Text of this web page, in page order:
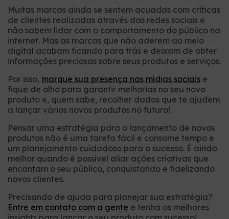
Muitas marcas ainda se sentem acuadas com críticas
de clientes realizadas através das redes sociais e
não sabem lidar com o comportamento do público na
internet. Mas as marcas que não aderem ao meio
digital acabam ficando para trás e deixam de obter
informações preciosas sobre seus produtos e serviços.
Por isso, marque sua presença nas mídias sociais e
fique de olho para garantir melhorias no seu novo
produto e, quem sabe, recolher dados que te ajudem
a lançar vários novos produtos no futuro!
Pensar uma estratégia para o lançamento de novos
produtos não é uma tarefa fácil e consome tempo e
um planejamento cuidadoso para o sucesso. É ainda
melhor quando é possível aliar ações criativas que
encantam o seu público, conquistando e fidelizando
novos clientes.
Precisando de ajuda para planejar sua estratégia?
Entre em contato com a gente e tenha os melhores